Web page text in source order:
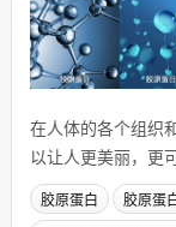
在人体的各个组织
以让人更美丽，更
胶原蛋白 胶原蛋